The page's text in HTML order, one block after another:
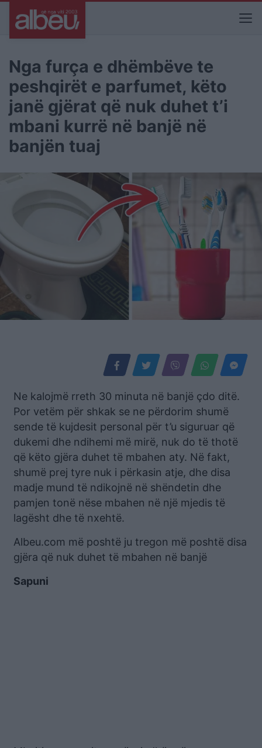
Nga furça e dhëmbëve te
peshqirët e parfumet, këto
janë gjërat që nuk duhet t’i
mbani kurrë në banjë në
banjën tuaj
Ne kalojmë rreth 30 minuta në banjë çdo ditë.
Por vetëm për shkak se ne përdorim shumë
sende të kujdesit personal për t’u siguruar që
dukemi dhe ndihemi më mirë, nuk do të thotë
që këto gjëra duhet të mbahen aty. Në fakt,
shumë prej tyre nuk i përkasin atje, dhe disa
madje mund të ndikojnë në shëndetin dhe
pamjen tonë nëse mbahen në një mjedis të
lagësht dhe të nxehtë.
Albeu.com më poshtë ju tregon më poshtë disa
gjëra që nuk duhet të mbahen në banjë
Sapuni